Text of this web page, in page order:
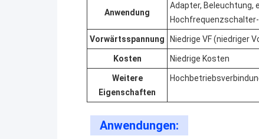
Anwendung
Adapter, Beleuchtung,
Vorwärtsspannung Niedrige VF (niedriger
Kosten Niedrige Kosten
Weitere
Eigenschaften
Anwendungen: